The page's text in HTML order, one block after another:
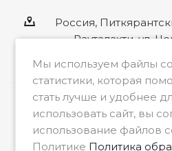
Россия,
Рауталахти, ул.
2026 © Общество с
ответственностью
Мы используем файлы
статистики, которая
стать лучше и удобнее
использовать сайт, вы
использование файлов
Политике Политика